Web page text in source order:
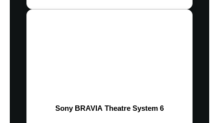
Sony BRAVIA Theatre System 6